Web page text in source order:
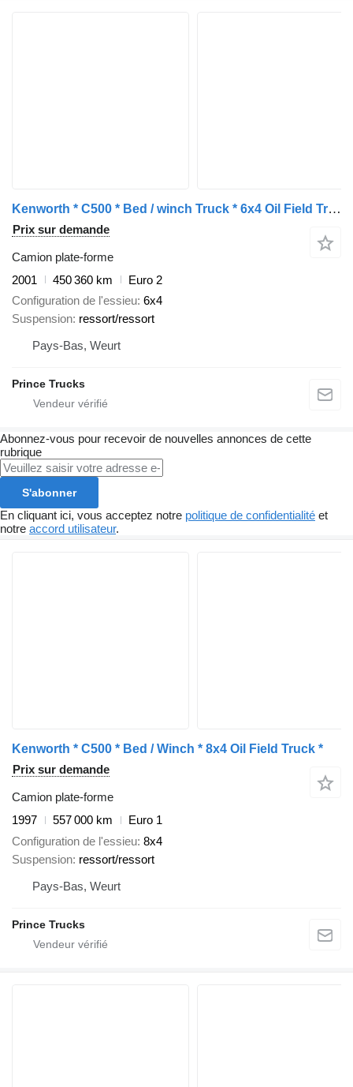
Kenworth * C500 * Bed / winch Truck * 6x4 Oil Field Truck *
Prix sur demande
Camion plate-forme
2001
450 360 km
Euro 2
Configuration de l'essieu 6x4
Suspension ressort/ressort
Pays-Bas, Weurt
Prince Trucks
Abonnez-vous pour recevoir de nouvelles annonces de cette
rubrique
S'abonner
En cliquant ici, vous acceptez notre politique de confidentialité et
notre accord utilisateur.
Kenworth * C500 * Bed / Winch * 8x4 Oil Field Truck *
Prix sur demande
Camion plate-forme
1997
557 000 km
Euro 1
Configuration de l'essieu 8x4
Suspension ressort/ressort
Pays-Bas, Weurt
Prince Trucks